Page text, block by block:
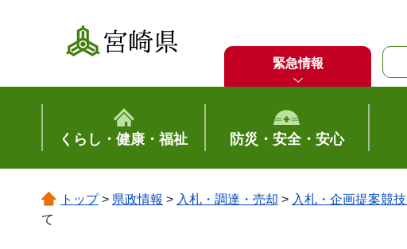
宮崎県
緊急情報
くらし・健康・福祉 防災・安全・安心
トップ> 県政情報 > 入札・調達・売却 > 入札・企画提案競
て